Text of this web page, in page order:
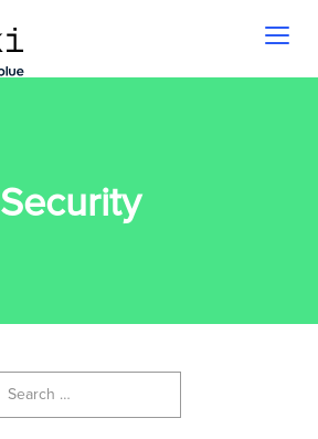
Security